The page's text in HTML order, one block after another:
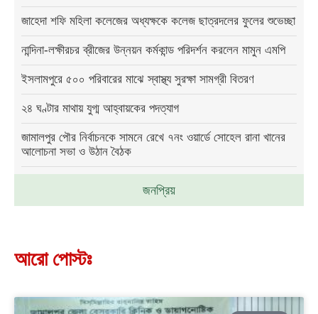
জনপ্রিয়
জাহেদা শফি মহিলা কলেজের অধ্যক্ষকে কলেজ ছাত্রদলের ফুলের শুভেচ্ছা
নান্দিনা-লক্ষীরচর ব্রীজের উন্নয়ন কর্মকান্ড পরিদর্শন করলেন মামুন এমপি
ইসলামপুরে ৫০০ পরিবারের মাঝে স্বাস্থ্য সুরক্ষা সামগ্রী বিতরণ
২৪ ঘণ্টার মাথায় যুগ্ম আহ্বায়কের পদত্যাগ
জামালপুর পৌর নির্বাচনকে সামনে রেখে ৭নং ওয়ার্ডে সোহেল রানা খানের
আলোচনা সভা ও উঠান বৈঠক
আরো পোস্টঃ